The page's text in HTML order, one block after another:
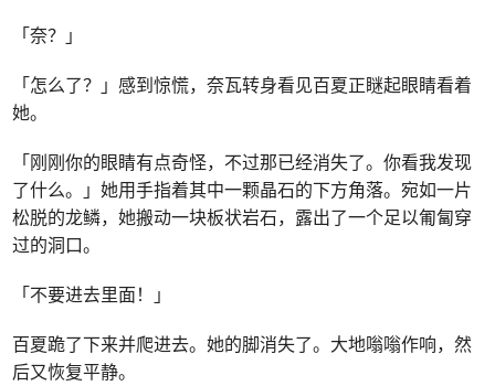
「奈？」
「怎么了？」感到惊慌，奈瓦转身看见百夏正瞇起眼睛看着
她。
「刚刚你的眼睛有点奇怪，不过那已经消失了。你看我发现
了什么。」她用手指着其中一颗晶石的下方角落。宛如一片
松脱的龙鳞，她搬动一块板状岩石，露出了一个足以匍匐穿
过的洞口。
「不要进去里面！」
百夏跪了下来并爬进去。她的脚消失了。大地嗡嗡作响，然
后又恢复平静。